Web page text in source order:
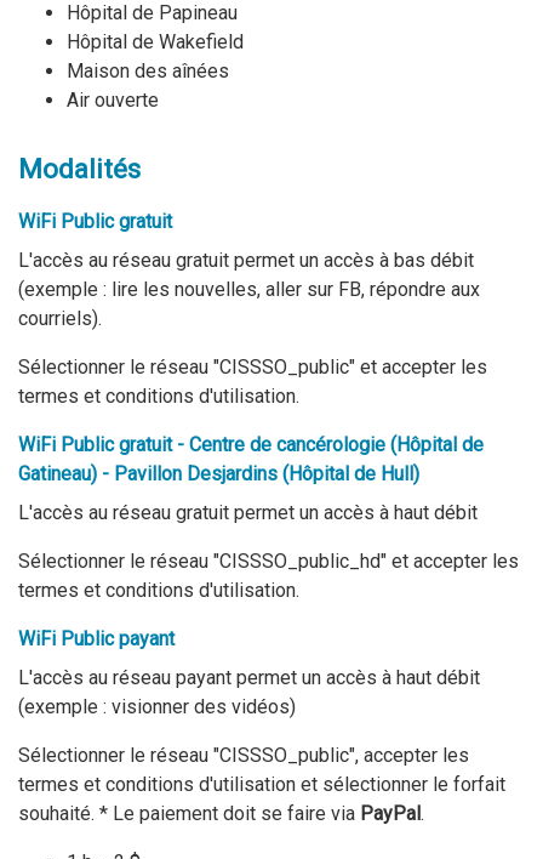
Hôpital de Papineau
Hôpital de Wakefield
Maison des aînées
Air ouverte
Modalités
WiFi Public gratuit
L'accès au réseau gratuit permet un accès à bas débit
(exemple : lire les nouvelles, aller sur FB, répondre aux
courriels).
Sélectionner le réseau "CISSSO_public" et accepter les
termes et conditions d'utilisation.
WiFi Public gratuit - Centre de cancérologie (Hôpital de
Gatineau) - Pavillon Desjardins (Hôpital de Hull)
L'accès au réseau gratuit permet un accès à haut débit
Sélectionner le réseau "CISSSO_public_hd" et accepter les
termes et conditions d'utilisation.
WiFi Public payant
L'accès au réseau payant permet un accès à haut débit
(exemple : visionner des vidéos)
Sélectionner le réseau "CISSSO_public", accepter les
termes et conditions d'utilisation et sélectionner le forfait
souhaité. * Le paiement doit se faire via PayPal .